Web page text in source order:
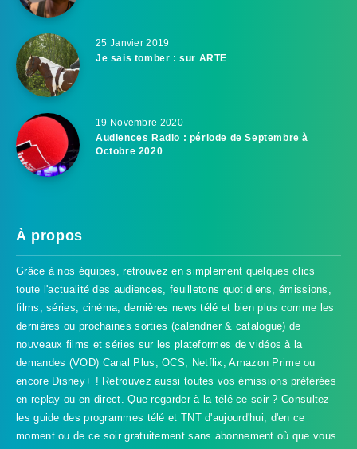
25 Janvier 2019
Je sais tomber : sur ARTE
19 Novembre 2020
Audiences Radio : période de Septembre à
Octobre 2020
À propos
Grâce à nos équipes, retrouvez en simplement quelques clics
toute l'actualité des audiences, feuilletons quotidiens, émissions,
films, séries, cinéma, dernières news télé et bien plus comme les
dernières ou prochaines sorties (calendrier & catalogue) de
nouveaux films et séries sur les plateformes de vidéos à la
demandes (VOD) Canal Plus, OCS, Netflix, Amazon Prime ou
encore Disney+ ! Retrouvez aussi toutes vos émissions préférées
en replay ou en direct. Que regarder à la télé ce soir ? Consultez
les guide des programmes télé et TNT d'aujourd'hui, d'en ce
moment ou de ce soir gratuitement sans abonnement où que vous
TVProgramme respecte votre vie